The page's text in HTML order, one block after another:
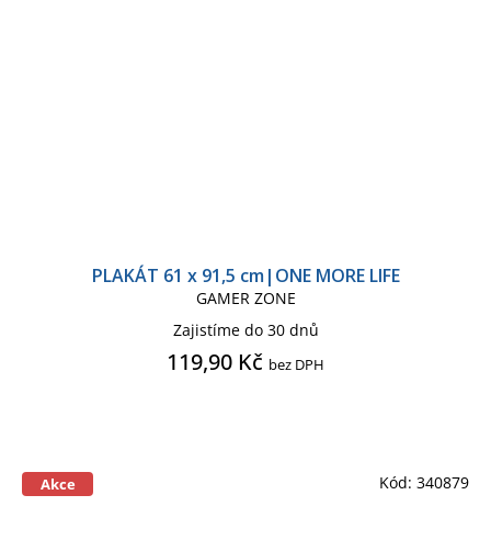
PLAKÁT 61 x 91,5 cm|ONE MORE LIFE
GAMER ZONE
Zajistíme do 30 dnů
119,90 Kč bez DPH
Akce Kód: 340879